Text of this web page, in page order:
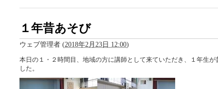
１年昔あそび
ウェブ管理者 (2018年2月23日 12:00)
本日の１・２時間目、地域の方に講師として来ていただき、１年生が
した。